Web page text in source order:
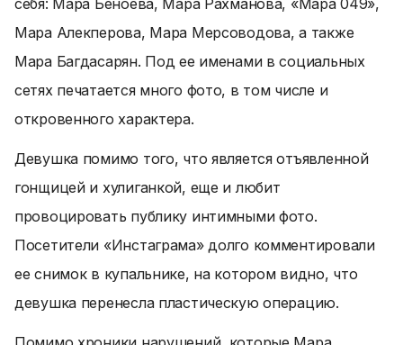
себя: Мара Беноева, Мара Рахманова, «Мара 049»,
Мара Алекперова, Мара Мерсоводова, а также
Мара Багдасарян. Под ее именами в социальных
сетях печатается много фото, в том числе и
откровенного характера.
Девушка помимо того, что является отъявленной
гонщицей и хулиганкой, еще и любит
провоцировать публику интимными фото.
Посетители «Инстаграма» долго комментировали
ее снимок в купальнике, на котором видно, что
девушка перенесла пластическую операцию.